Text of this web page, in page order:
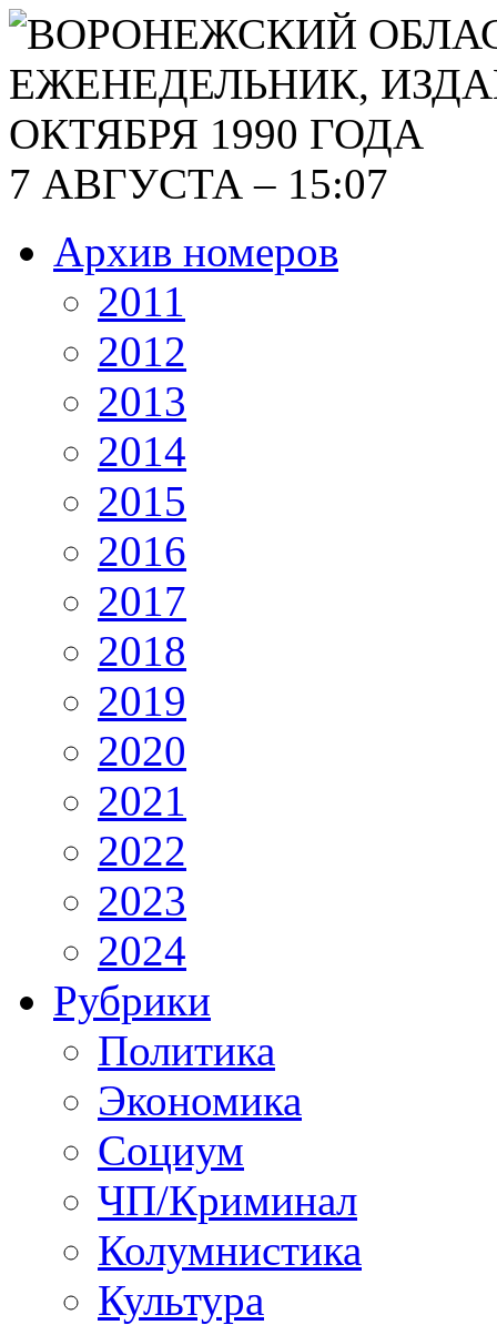
7 АВГУСТА – 15:07
Архив номеров
2011
2012
2013
2014
2015
2016
2017
2018
2019
2020
2021
2022
2023
2024
Рубрики
Политика
Экономика
Социум
ЧП/Криминал
Колумнистика
Культура